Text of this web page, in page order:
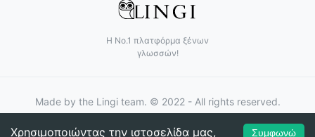
Χρησιμοποιώντας την ιστοσελίδα μας, Συμφωνώ
Η Νο.1 πλατφόρμα ξένων
γλωσσών!
Made by the Lingi team. © 2022 - All rights reserved.